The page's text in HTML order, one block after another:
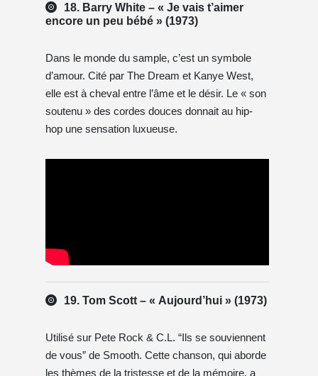
18. Barry White – « Je vais t’aimer
encore un peu bébé » (1973)
Dans le monde du sample, c’est un symbole
d’amour. Cité par The Dream et Kanye West,
elle est à cheval entre l’âme et le désir. Le « son
soutenu » des cordes douces donnait au hip-
hop une sensation luxueuse.
19. Tom Scott – « Aujourd’hui » (1973)
Utilisé sur Pete Rock & C.L. “Ils se souviennent
de vous” de Smooth. Cette chanson, qui aborde
les thèmes de la tristesse et de la mémoire, a